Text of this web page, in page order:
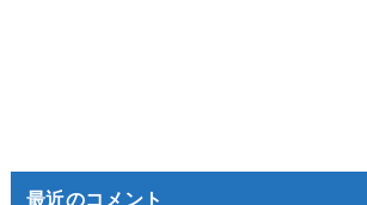
最近のコメント